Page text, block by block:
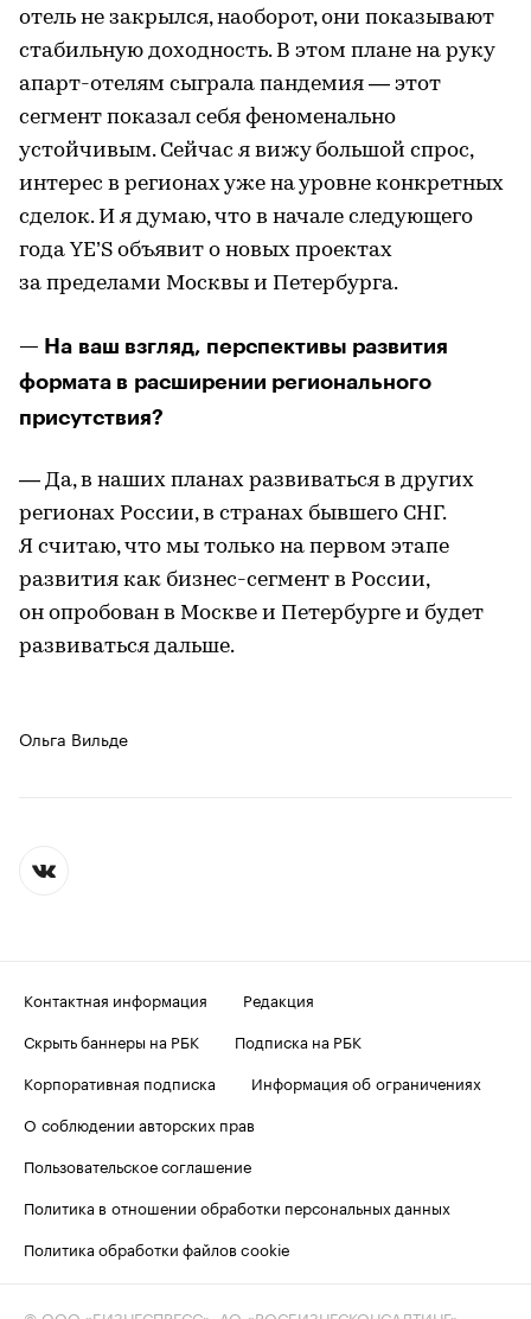
отель не закрылся, наоборот, они показывают
стабильную доходность. В этом плане на руку
апарт-отелям сыграла пандемия — этот
сегмент показал себя феноменально
устойчивым. Сейчас я вижу большой спрос,
интерес в регионах уже на уровне конкретных
сделок. И я думаю, что в начале следующего
года YE’S объявит о новых проектах
за пределами Москвы и Петербурга.
— На ваш взгляд, перспективы развития
формата в расширении регионального
присутствия?
— Да, в наших планах развиваться в других
регионах России, в странах бывшего СНГ.
Я считаю, что мы только на первом этапе
развития как бизнес-сегмент в России,
он опробован в Москве и Петербурге и будет
развиваться дальше.
Ольга Вильде
Контактная информация
Редакция
Скрыть баннеры на РБК
Подписка на РБК
Корпоративная подписка
Информация об ограничениях
О соблюдении авторских прав
Пользовательское соглашение
Политика в отношении обработки персональных данных
Политика обработки файлов cookie